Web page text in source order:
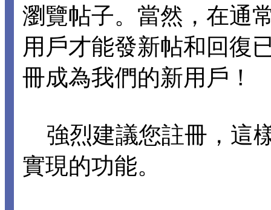
瀏覽帖子。當然，在通
用戶才能發新帖和回復
冊成為我們的新用戶！
強烈建議您註冊，這
實現的功能。